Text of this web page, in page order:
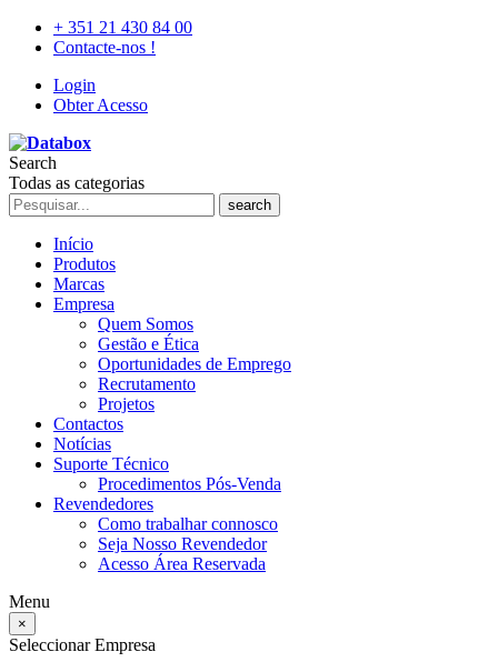
+ 351 21 430 84 00
Contacte-nos !
Login
Obter Acesso
Search
Todas as categorias
search
Início
Produtos
Marcas
Empresa
Quem Somos
Gestão e Ética
Oportunidades de Emprego
Recrutamento
Projetos
Contactos
Notícias
Suporte Técnico
Procedimentos Pós-Venda
Revendedores
Como trabalhar connosco
Seja Nosso Revendedor
Acesso Área Reservada
Menu
×
Seleccionar Empresa